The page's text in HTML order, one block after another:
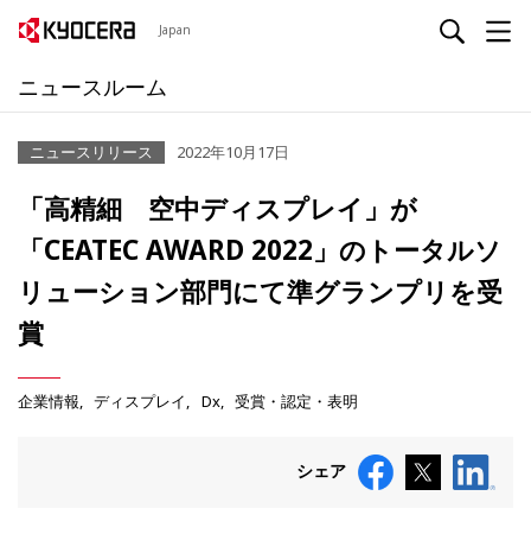
Japan
ニュースルーム
ニュースリリース 2022年10月17日
「高精細 空中ディスプレイ」が
「CEATEC AWARD 2022」のトータルソ
リューション部門にて準グランプリを受
賞
企業情報 ディスプレイ Dx 受賞・認定・表明
シェア